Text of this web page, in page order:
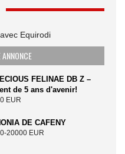
Equirodi
ANNONCE
FELINAE DB Z –
de 5 ans d'avenir!
EUR
DE CAFENY
20000 EUR